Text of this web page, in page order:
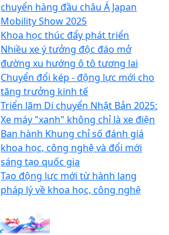
chuyển hàng đầu châu Á Japan
Mobility Show 2025
Khoa học thúc đẩy phát triển
Nhiều xe ý tưởng độc đáo mở
đường xu hướng ô tô tương lai
Chuyển đổi kép - động lực mới cho
tăng trưởng kinh tế
Triển lãm Di chuyển Nhật Bản 2025:
Xe máy "xanh" không chỉ là xe điện
Ban hành Khung chỉ số đánh giá
khoa học, công nghệ và đổi mới
sáng tạo quốc gia
Tạo động lực mới từ hành lang
pháp lý về khoa học, công nghệ